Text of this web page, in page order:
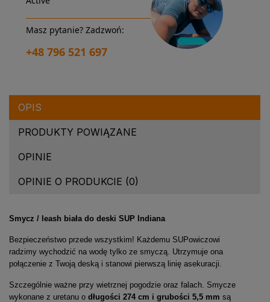
Masz pytanie? Zadzwoń:
+48 796 521 697
OPIS
PRODUKTY POWIĄZANE
OPINIE
OPINIE O PRODUKCIE (0)
Smycz / leash biała do deski SUP Indiana
Bezpieczeństwo przede wszystkim! Każdemu SUPowiczowi
radzimy wychodzić na wodę tylko ze smyczą. Utrzymuje ona
połączenie z Twoją deską i stanowi pierwszą linię asekuracji.
Szczególnie ważne przy wietrznej pogodzie oraz falach. Smycze
wykonane z uretanu o długości 274 cm i grubości 5,5 mm są